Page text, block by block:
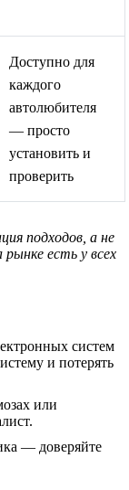
Доступно для
каждого
автолюбителя
— просто
установить и
проверить
подходов, а не
есть у всех
систем
и потерять
или
— доверяйте